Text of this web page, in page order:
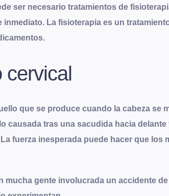
ser necesario tratamientos de
La fisioterapia es un
cervical
que se produce cuando la cabeza
causada tras una sacudida hacia
fuerza inesperada puede hacer que
mucha gente involucrada un accidente